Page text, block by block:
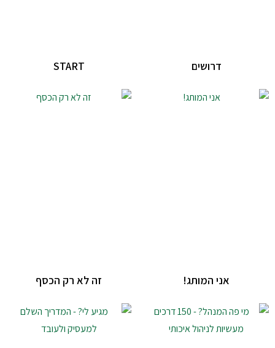
דרושים START
אני המותג! זה לא רק הכסף